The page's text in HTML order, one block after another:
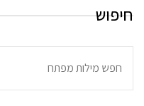
חיפוש